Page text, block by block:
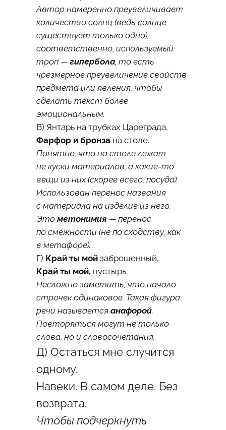
Автор намеренно преувеличивает
количество солнц (ведь солнце
существует только одно),
соответственно, используемый
троп — гипербола, то есть
чрезмерное преувеличение свойств
предмета или явления, чтобы
сделать текст более
эмоциональным.
В) Янтарь на трубках Цареграда,
Фарфор и бронзана столе.
Понятно, что на столе лежат
не куски материалов, а какие-то
вещи из них (скорее всего, посуда).
Использован перенос названия
с материала на изделие из него.
Это метонимия— перенос
по смежности (не по сходству, как
в метафоре).
Г) Край ты мойзаброшенный,
Край ты мой, пустырь.
Несложно заметить, что начало
строчек одинаковое. Такая фигура
речи называется анафорой.
Повторяться могут не только
слова, но и словосочетания.
Д) Остаться мне случится
одному.
Навеки. В самом деле. Без
возврата.
Чтобы подчеркнуть